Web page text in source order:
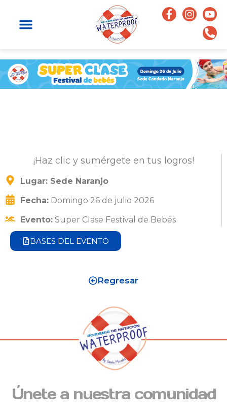
¡Haz clic y sumérgete en tus logros!
Lugar: Sede Naranjo
Fecha: Domingo 26 de julio 2026
Evento: Super Clase Festival de Bebés
BASES DEL EVENTO
Regresar
Únete a nuestra comunidad